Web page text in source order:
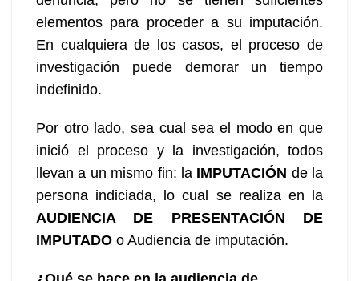
elementos para proceder a su imputación.
En cualquiera de los casos, el proceso de
investigación puede demorar un tiempo
indefinido.
Por otro lado, sea cual sea el modo en que
inició el proceso y la investigación, todos
llevan a un mismo fin: la IMPUTACIÓN de la
persona indiciada, lo cual se realiza en la
AUDIENCIA DE PRESENTACIÓN DE
IMPUTADO o Audiencia de imputación.